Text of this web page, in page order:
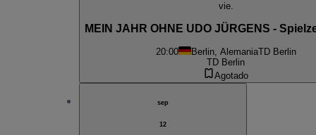
vie.
MEIN JAHR OHNE UDO JÜRGENS -
20:00 Berlin, AlemaniaTD Berlin
TD Berlin
Agotado
sep
12